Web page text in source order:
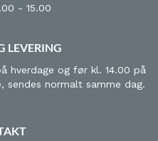
- 15.00
LEVERING
hverdage og før kl. 14.00 på
sendes normalt samme dag.